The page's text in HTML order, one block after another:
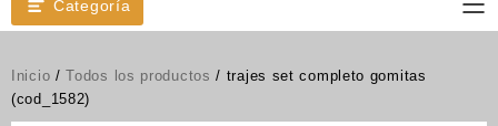
Categoría
Inicio /Todos los productos / trajes set completo gomitas
(cod_1582)